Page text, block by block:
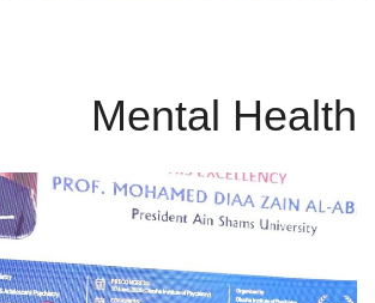
Mental Health